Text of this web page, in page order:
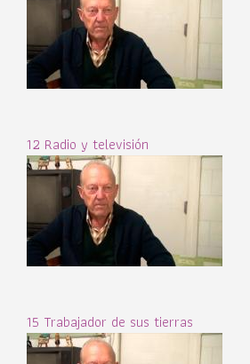
12 Radio y televisión
15 Trabajador de sus tierras